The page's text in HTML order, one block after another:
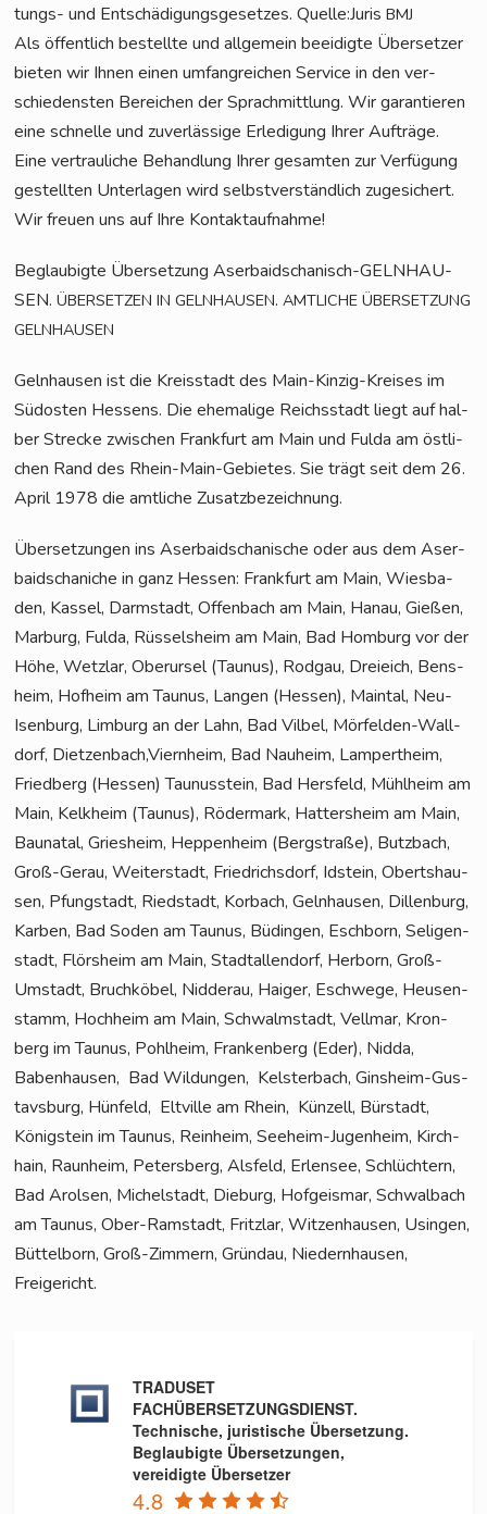
tungs- und Ent­schä­di­gungs­ge­set­zes. Quelle:JurisBMJ
Als öffent­lich bestell­te und all­ge­mein beei­dig­te Über­set­zer
bie­ten wir Ihnen einen umfang­rei­chen Ser­vice in den ver­
schie­dens­ten Berei­chen der Sprach­mitt­lung. Wir garan­tie­ren
eine schnel­le und zuver­läs­si­ge Erle­di­gung Ihrer Auf­trä­ge.
Eine ver­trau­li­che Behand­lung Ihrer gesam­ten zur Ver­fü­gung
gestell­ten Unter­la­gen wird selbst­ver­ständ­lich zuge­si­chert.
Wir freu­en uns auf Ihre Kontaktaufnahme!
Beglau­big­te Über­set­zung Aser­bai­dscha­nisch-GELN­HAU­
SEN.ÜBERSETZEN IN GELNHAUSEN.AMTLICHE ÜBERSETZUNG
GELNHAUSEN
Geln­hau­sen ist die Kreis­stadt des Main-Kin­zig-Krei­ses im
Süd­os­ten Hes­sens. Die ehe­ma­li­ge Reichs­stadt liegt auf hal­
ber Stre­cke zwi­schen Frank­furt am Main und Ful­da am öst­li­
chen Rand des Rhein-Main-Gebie­tes. Sie trägt seit dem 26.
April 1978 die amt­li­che Zusatzbezeichnung.
Über­set­zun­gen ins Aser­bai­dscha­ni­sche oder aus dem Aser­
bai­dscha­ni­che in ganz Hes­sen: Frank­furt am Main, Wies­ba­
den, Kas­sel, Darm­stadt, Offen­bach am Main, Hanau, Gie­ßen,
Mar­burg, Ful­da, Rüs­sels­heim am Main, Bad Hom­burg vor der
Höhe, Wetz­lar, Ober­ur­sel (Tau­nus), Rod­gau, Drei­eich, Bens­
heim, Hof­heim am Tau­nus, Lan­gen (Hes­sen), Main­tal, Neu-
Isen­burg, Lim­burg an der Lahn, Bad Vil­bel, Mör­fel­den-Wall­
dorf, Dietzenbach,Viernheim, Bad Nau­heim, Lam­pert­heim,
Fried­berg (Hes­sen) Tau­nus­stein, Bad Hers­feld, Mühl­heim am
Main, Kelk­heim (Tau­nus), Röder­mark, Hat­ters­heim am Main,
Bau­na­tal, Gries­heim, Hep­pen­heim (Berg­stra­ße), Butz­bach,
Groß-Gerau, Wei­ter­stadt, Fried­richs­dorf, Idstein, Oberts­hau­
sen, Pfung­stadt, Ried­stadt, Kor­bach, Geln­hau­sen, Dil­len­burg,
Kar­ben, Bad Soden am Tau­nus, Büdin­gen, Esch­born, Seli­gen­
stadt, Flörs­heim am Main, Stadt­al­len­dorf, Her­born, Groß-
Umstadt, Bruch­kö­bel, Nid­der­au, Hai­ger, Esch­we­ge, Heu­sen­
stamm, Hoch­heim am Main, Schwalm­stadt, Vell­mar, Kron­
berg im Tau­nus, Pohl­heim, Fran­ken­berg (Eder), Nid­da,
Baben­hau­sen, Bad Wil­dun­gen, Kels­ter­bach, Gins­heim-Gus­
tavs­burg, Hün­feld, Elt­ville am Rhein, Kün­zell, Bür­stadt,
König­stein im Tau­nus, Rein­heim, See­heim-Jugenheim, Kirch­
hain, Raun­heim, Peters­berg, Als­feld, Erlen­see, Schlüch­tern,
Bad Arol­sen, Michel­stadt, Die­burg, Hof­geis­mar, Schwal­bach
am Tau­nus, Ober-Ram­stadt, Fritz­lar, Wit­zen­hau­sen, Usin­gen,
Büt­tel­born, Groß-Zim­mern, Gründau, Nie­dern­hau­sen,
Freigericht.
TRADUSET
FACHÜBERSETZUNGSDIENST.
Technische, juristische Übersetzung.
Beglaubigte Übersetzungen,
vereidigte Übersetzer
4.8